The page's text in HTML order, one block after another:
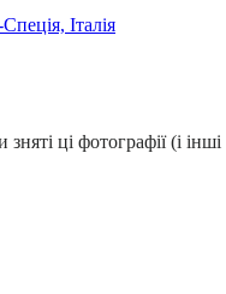
ці фотографії (і